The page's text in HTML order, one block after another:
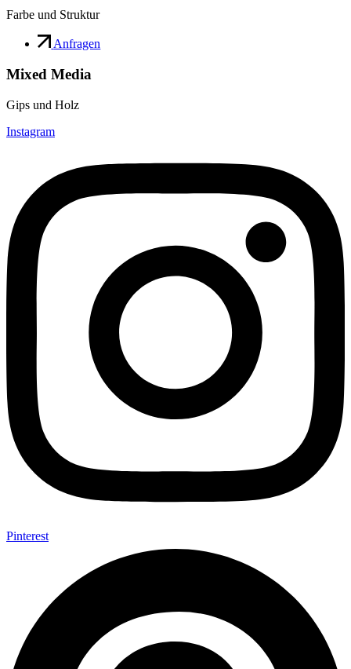
Farbe und Struktur
Anfragen
Mixed Media
Gips und Holz
Instagram
Pinterest